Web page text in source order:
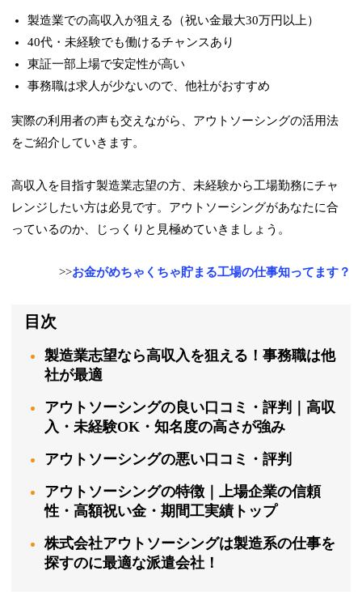
製造業での高収入が狙える（祝い金最大30万円以上）
40代・未経験でも働けるチャンスあり
東証一部上場で安定性が高い
事務職は求人が少ないので、他社がおすすめ
実際の利用者の声も交えながら、アウトソーシングの活用法
をご紹介していきます。
高収入を目指す製造業志望の方、未経験から工場勤務にチャ
レンジしたい方は必見です。アウトソーシングがあなたに合
っているのか、じっくりと見極めていきましょう。
>>お金がめちゃくちゃ貯まる工場の仕事知ってます？
目次
製造業志望なら高収入を狙える！事務職は他
社が最適
アウトソーシングの良い口コミ・評判｜高収
入・未経験OK・知名度の高さが強み
アウトソーシングの悪い口コミ・評判
アウトソーシングの特徴｜上場企業の信頼
性・高額祝い金・期間工実績トップ
株式会社アウトソーシングは製造系の仕事を
探すのに最適な派遣会社！